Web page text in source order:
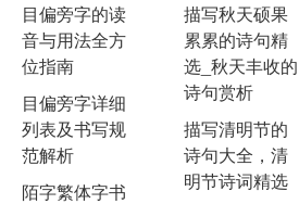
目偏旁字的读
音与用法全方
位指南
目偏旁字详细
列表及书写规
范解析
陌字繁体字书
描写秋天硕果
累累的诗句精
选_秋天丰收的
诗句赏析
描写清明节的
诗句大全，清
明节诗词精选